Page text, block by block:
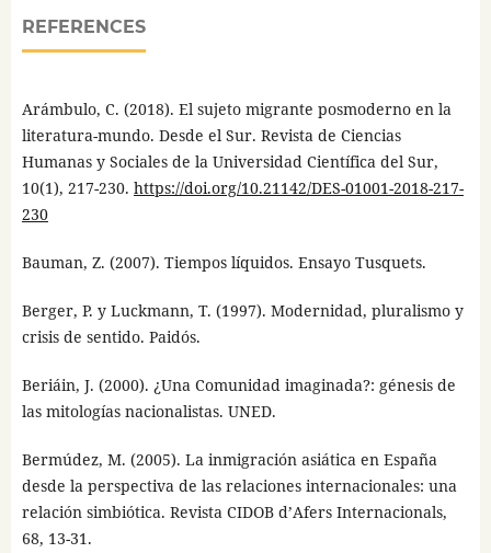
REFERENCES
Arámbulo, C. (2018). El sujeto migrante posmoderno en la
literatura-mundo. Desde el Sur. Revista de Ciencias
Humanas y Sociales de la Universidad Científica del Sur,
10(1), 217-230. https://doi.org/10.21142/DES-01001-2018-217-
230
Bauman, Z. (2007). Tiempos líquidos. Ensayo Tusquets.
Berger, P. y Luckmann, T. (1997). Modernidad, pluralismo y
crisis de sentido. Paidós.
Beriáin, J. (2000). ¿Una Comunidad imaginada?: génesis de
las mitologías nacionalistas. UNED.
Bermúdez, M. (2005). La inmigración asiática en España
desde la perspectiva de las relaciones internacionales: una
relación simbiótica. Revista CIDOB d’Afers Internacionals,
68, 13-31.